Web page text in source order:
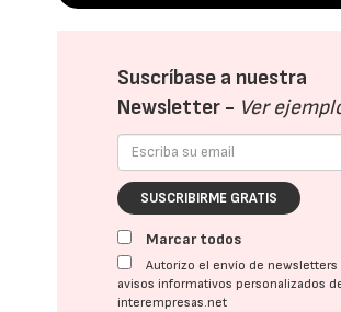
Suscríbase a nuestra
Newsletter - Ver
SUSCRIBIRME GRATIS
Marcar todos
Autorizo el envío de newsletters
avisos informativos personalizados
interempresas.net